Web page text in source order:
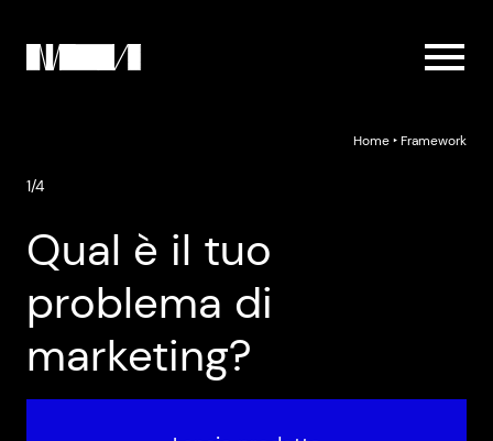
Home‣Framework
1/4
Qual è il tuo
problema di
marketing?